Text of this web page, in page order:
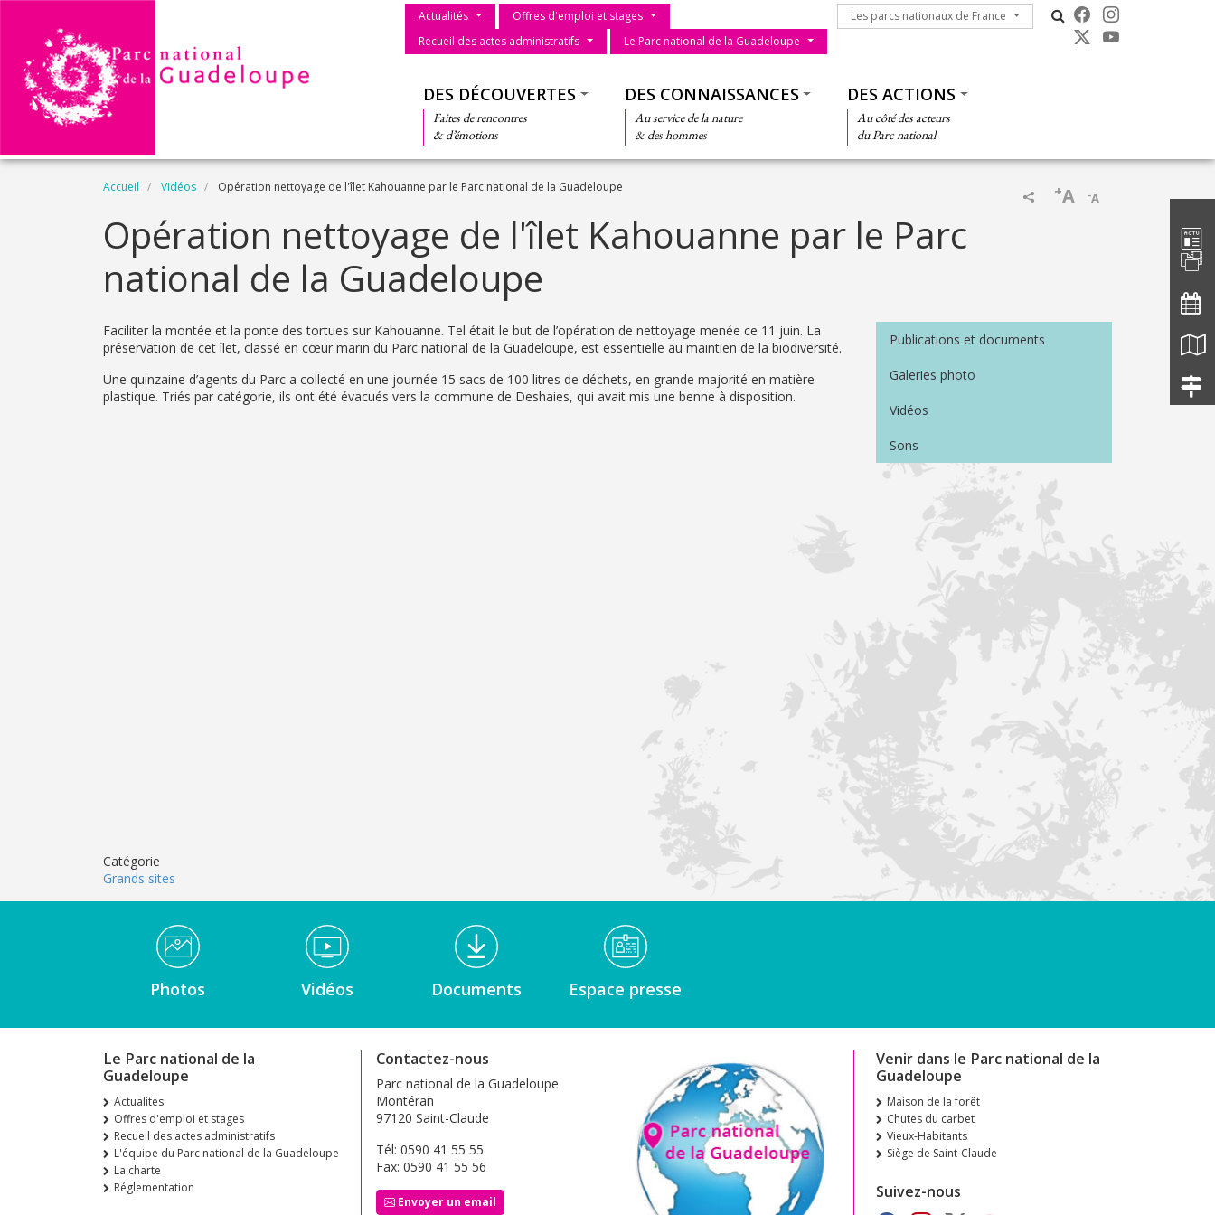
Menu du parc
Actualités
Offres d'emploi et stages
Recueil des actes administratifs
Le Parc national de la Guadeloupe
Les parcs nationaux de France
Les parcs nationaux de France
DES DÉCOUVERTES
Faites de rencontres
& d’émotions
DES CONNAISSANCES
Au service de la nature
& des hommes
DES ACTIONS
Au côté des acteurs
du Parc national
Fil d'Ariane
Accueil Vidéos Opération nettoyage de l'îlet Kahouanne par le Parc national de la Guadeloupe
-A
+A
Name
Opération nettoyage de l'îlet Kahouanne par le Parc
national de la Guadeloupe
Description
Faciliter la montée et la ponte des tortues sur Kahouanne. Tel était le but de l’opération de nettoyage menée ce 11 juin. La
préservation de cet îlet, classé en cœur marin du Parc national de la Guadeloupe, est essentielle au maintien de la biodiversité.
Une quinzaine d’agents du Parc a collecté en une journée 15 sacs de 100 litres de déchets, en grande majorité en matière
plastique. Triés par catégorie, ils ont été évacués vers la commune de Deshaies, qui avait mis une benne à disposition.
Catégorie
Grands sites
Menu Médiathèque
Publications et documents
Galeries photo
Vidéos
Sons
Médiathèque Footer
Photos Vidéos Documents Espace presse
Le Parc national de la
Guadeloupe
Actualités
Offres d'emploi et stages
Recueil des actes administratifs
L'équipe du Parc national de la Guadeloupe
La charte
Réglementation
Contactez-nous
Parc national de la Guadeloupe
Montéran
97120 Saint-Claude
Tél: 0590 41 55 55
Fax: 0590 41 55 56
Envoyer un email
Venir dans le Parc national de la
Guadeloupe
Maison de la forêt
Chutes du carbet
Vieux-Habitants
Siège de Saint-Claude
Suivez-nous